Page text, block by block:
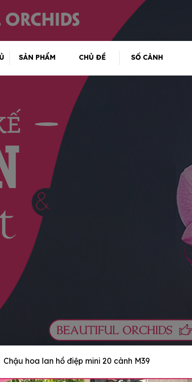
SẢN PHẨM CHỦ ĐỀ SỐ CÀNH
Chậu hoa lan hồ điệp mini 20 cành M39